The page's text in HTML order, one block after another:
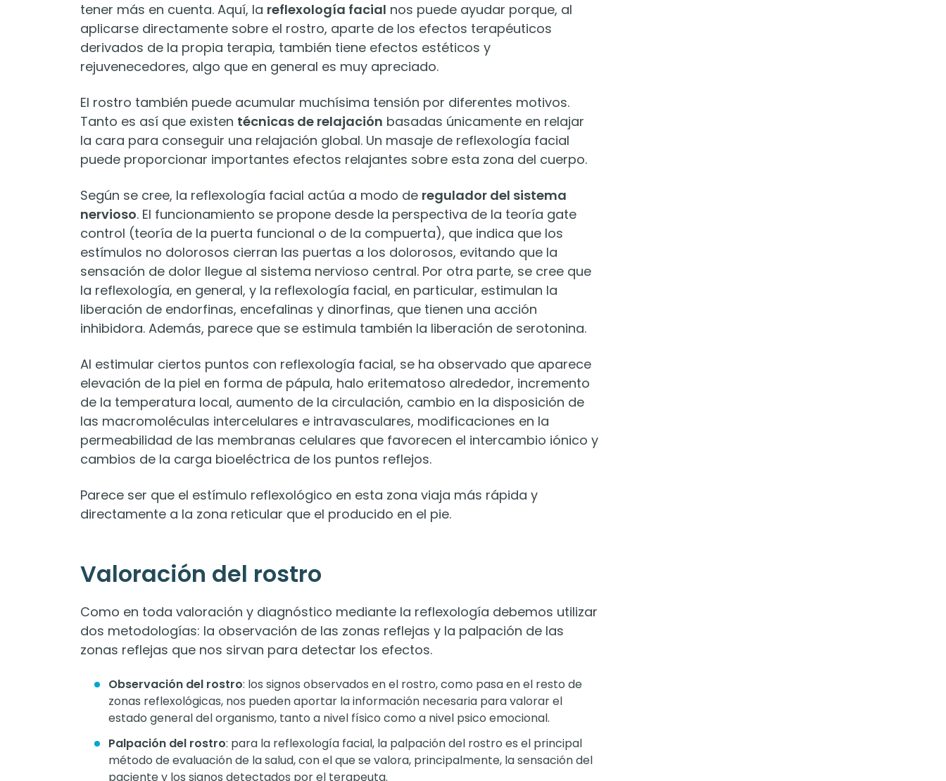
tener más en cuenta. Aquí, la reflexología facial nos puede ayudar porque, al
aplicarse directamente sobre el rostro, aparte de los efectos terapéuticos
derivados de la propia terapia, también tiene efectos estéticos y
rejuvenecedores, algo que en general es muy apreciado.
El rostro también puede acumular muchísima tensión por diferentes motivos.
Tanto es así que existen técnicas de relajación basadas únicamente en relajar
la cara para conseguir una relajación global. Un masaje de reflexología facial
puede proporcionar importantes efectos relajantes sobre esta zona del cuerpo.
Según se cree, la reflexología facial actúa a modo de regulador del sistema
nervioso. El funcionamiento se propone desde la perspectiva de la teoría gate
control (teoría de la puerta funcional o de la compuerta), que indica que los
estímulos no dolorosos cierran las puertas a los dolorosos, evitando que la
sensación de dolor llegue al sistema nervioso central. Por otra parte, se cree que
la reflexología, en general, y la reflexología facial, en particular, estimulan la
liberación de endorfinas, encefalinas y dinorfinas, que tienen una acción
inhibidora. Además, parece que se estimula también la liberación de serotonina.
Al estimular ciertos puntos con reflexología facial, se ha observado que aparece
elevación de la piel en forma de pápula, halo eritematoso alrededor, incremento
de la temperatura local, aumento de la circulación, cambio en la disposición de
las macromoléculas intercelulares e intravasculares, modificaciones en la
permeabilidad de las membranas celulares que favorecen el intercambio iónico y
cambios de la carga bioeléctrica de los puntos reflejos.
Parece ser que el estímulo reflexológico en esta zona viaja más rápida y
directamente a la zona reticular que el producido en el pie.
Valoración del rostro
Como en toda valoración y diagnóstico mediante la reflexología debemos utilizar
dos metodologías: la observación de las zonas reflejas y la palpación de las
zonas reflejas que nos sirvan para detectar los efectos.
Observación del rostro: los signos observados en el rostro, como pasa en el resto de
zonas reflexológicas, nos pueden aportar la información necesaria para valorar el
estado general del organismo, tanto a nivel físico como a nivel psico emocional.
Palpación del rostro: para la reflexología facial, la palpación del rostro es el principal
método de evaluación de la salud, con el que se valora, principalmente, la sensación del
paciente y los signos detectados por el terapeuta.